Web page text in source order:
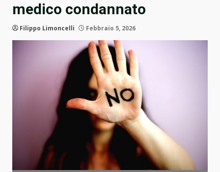
medico condannato
Filippo Limoncelli Febbraio 5, 2026